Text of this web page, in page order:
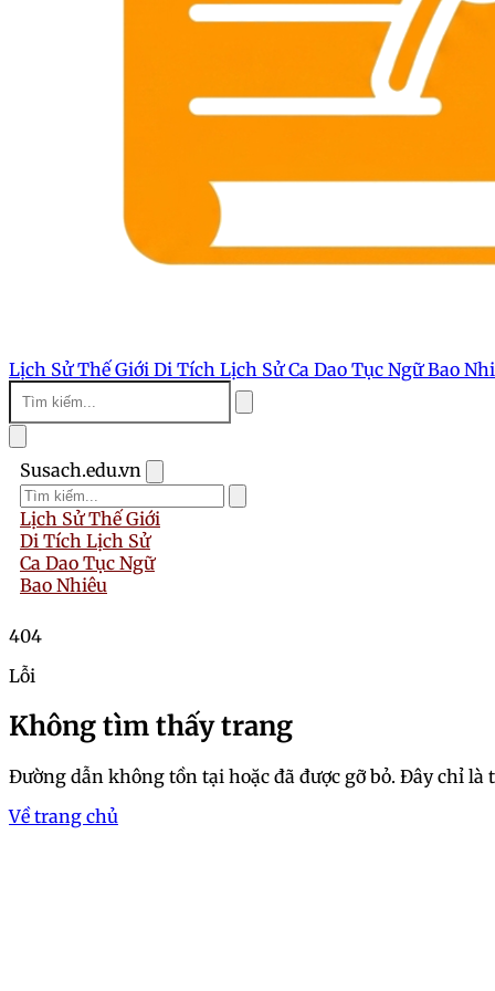
Lịch Sử Thế Giới Di Tích Lịch SửCa Dao Tục NgữBao
Susach.edu.vn
Lịch Sử Thế Giới
Di Tích Lịch Sử
Ca Dao Tục Ngữ
Bao Nhiêu
404
Lỗi
Không tìm thấy trang
Đường dẫn không tồn tại hoặc đã được gỡ bỏ. Đây chỉ là
Về trang chủ